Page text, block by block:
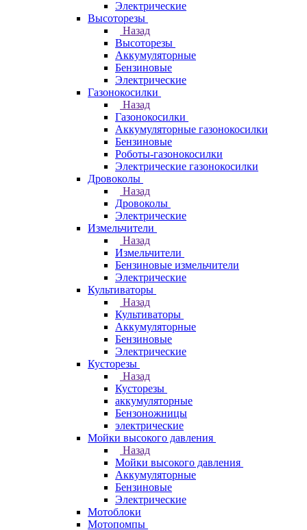
Электрические
Высоторезы
Назад
Высоторезы
Аккумуляторные
Бензиновые
Электрические
Газонокосилки
Назад
Газонокосилки
Аккумуляторные газонокосилки
Бензиновые
Роботы-газонокосилки
Электрические газонокосилки
Дровоколы
Назад
Дровоколы
Электрические
Измельчители
Назад
Измельчители
Бензиновые измельчители
Электрические
Культиваторы
Назад
Культиваторы
Аккумуляторные
Бензиновые
Электрические
Кусторезы
Назад
Кусторезы
аккумуляторные
Бензоножницы
электрические
Мойки высокого давления
Назад
Мойки высокого давления
Аккумуляторные
Бензиновые
Электрические
Мотоблоки
Мотопомпы